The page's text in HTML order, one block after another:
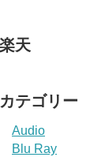
楽天
カテゴリー
Audio
Blu Ray